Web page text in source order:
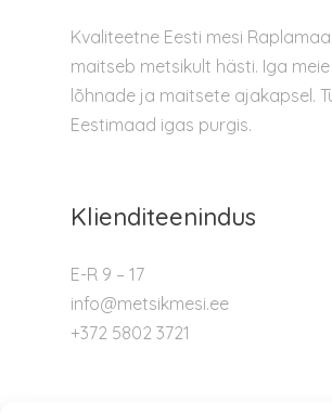
Kvaliteetne Eesti mesi
maitseb metsikult hästi. Iga
lõhnade ja maitsete ajakapsel.
Eestimaad igas purgis.
Klienditeenindus
E-R 9 – 17
info@metsikmesi.ee
+372 5802 3721